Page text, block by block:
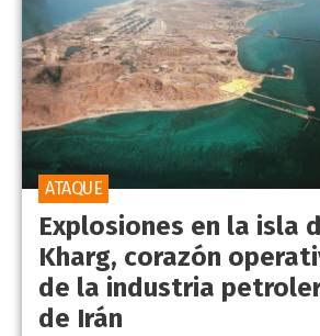
Explosiones en la isla
Kharg, corazón
de la industria
de Irán
ATAQUE